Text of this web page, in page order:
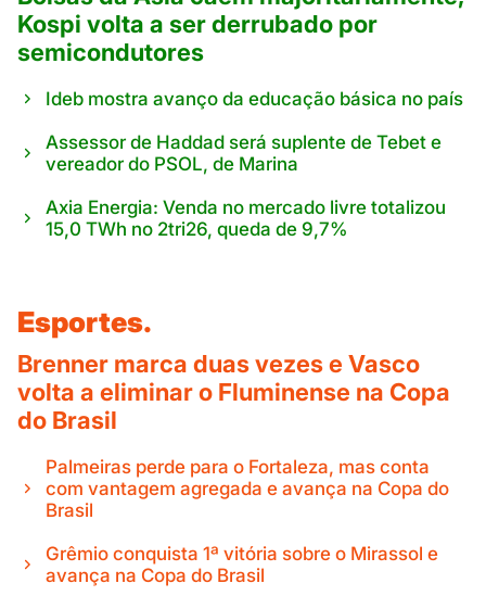
Kospi volta a ser derrubado por
semicondutores
Ideb mostra avanço da educação básica no país
Assessor de Haddad será suplente de Tebet e
vereador do PSOL, de Marina
Axia Energia: Venda no mercado livre totalizou
15,0 TWh no 2tri26, queda de 9,7%
Esportes.
Brenner marca duas vezes e Vasco
volta a eliminar o Fluminense na Copa
do Brasil
Palmeiras perde para o Fortaleza, mas conta
com vantagem agregada e avança na Copa do
Brasil
Grêmio conquista 1ª vitória sobre o Mirassol e
avança na Copa do Brasil